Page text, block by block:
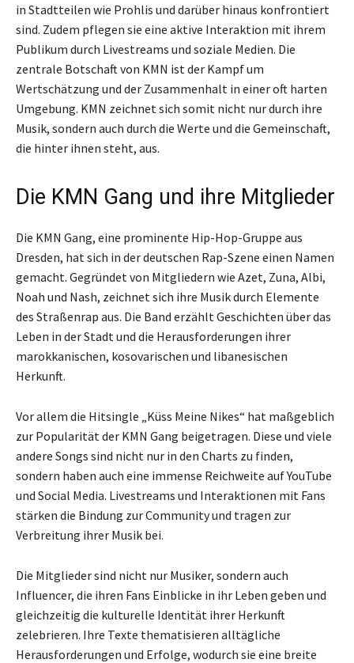
in Stadtteilen wie Prohlis und darüber hinaus konfrontiert
sind. Zudem pflegen sie eine aktive Interaktion mit ihrem
Publikum durch Livestreams und soziale Medien. Die
zentrale Botschaft von KMN ist der Kampf um
Wertschätzung und der Zusammenhalt in einer oft harten
Umgebung. KMN zeichnet sich somit nicht nur durch ihre
Musik, sondern auch durch die Werte und die Gemeinschaft,
die hinter ihnen steht, aus.
Die KMN Gang und ihre Mitglieder
Die KMN Gang, eine prominente Hip-Hop-Gruppe aus
Dresden, hat sich in der deutschen Rap-Szene einen Namen
gemacht. Gegründet von Mitgliedern wie Azet, Zuna, Albi,
Noah und Nash, zeichnet sich ihre Musik durch Elemente
des Straßenrap aus. Die Band erzählt Geschichten über das
Leben in der Stadt und die Herausforderungen ihrer
marokkanischen, kosovarischen und libanesischen
Herkunft.
Vor allem die Hitsingle „Küss Meine Nikes“ hat maßgeblich
zur Popularität der KMN Gang beigetragen. Diese und viele
andere Songs sind nicht nur in den Charts zu finden,
sondern haben auch eine immense Reichweite auf YouTube
und Social Media. Livestreams und Interaktionen mit Fans
stärken die Bindung zur Community und tragen zur
Verbreitung ihrer Musik bei.
Die Mitglieder sind nicht nur Musiker, sondern auch
Influencer, die ihren Fans Einblicke in ihr Leben geben und
gleichzeitig die kulturelle Identität ihrer Herkunft
zelebrieren. Ihre Texte thematisieren alltägliche
Herausforderungen und Erfolge, wodurch sie eine breite